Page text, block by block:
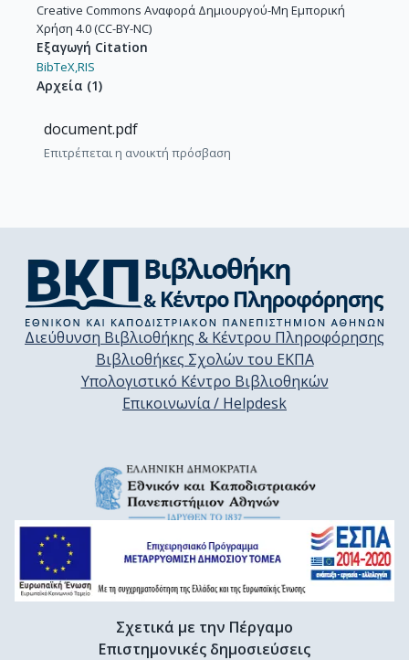
Creative Commons Αναφορά Δημιουργού-Μη Εμπορική
Χρήση 4.0 (CC-BY-NC)
Εξαγωγή Citation
BibTeX,RIS
Αρχεία (1)
document.pdf
Επιτρέπεται η ανοικτή πρόσβαση
Διεύθυνση Βιβλιοθήκης & Κέντρου Πληροφόρησης
Βιβλιοθήκες Σχολών του ΕΚΠΑ
Υπολογιστικό Κέντρο Βιβλιοθηκών
Επικοινωνία / Helpdesk
Σχετικά με την Πέργαμο
Επιστημονικές δημοσιεύσεις